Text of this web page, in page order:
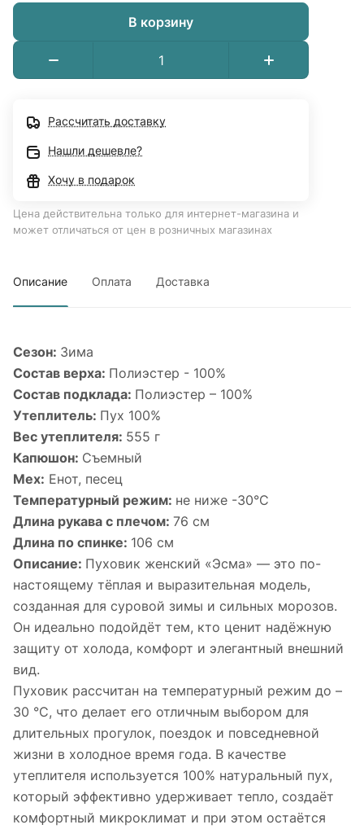
В корзину
Рассчитать доставку
Нашли дешевле?
Хочу в подарок
Цена действительна только для интернет-магазина и
может отличаться от цен в розничных магазинах
Описание Оплата Доставка
Сезон: Зима
Состав верха: Полиэстер - 100%
Состав подклада: Полиэстер – 100%
Утеплитель: Пух 100%
Вес утеплителя: 555 г
Капюшон: Съемный
Мех: Енот, песец
Температурный режим: не ниже -30°С
Длина рукава с плечом: 76 см
Длина по спинке: 106 см
Описание: Пуховик женский «Эсма» — это по-
настоящему тёплая и выразительная модель,
созданная для суровой зимы и сильных морозов.
Он идеально подойдёт тем, кто ценит надёжную
защиту от холода, комфорт и элегантный внешний
вид.
Пуховик рассчитан на температурный режим до –
30 °C, что делает его отличным выбором для
длительных прогулок, поездок и повседневной
жизни в холодное время года. В качестве
утеплителя используется 100% натуральный пух,
который эффективно удерживает тепло, создаёт
комфортный микроклимат и при этом остаётся